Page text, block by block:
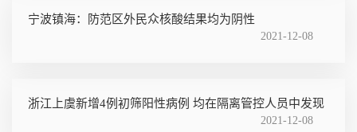
宁波镇海：防范区外民众核酸结果均为阴性
2021-12-08
浙江上虞新增4例初筛阳性病例 均在隔离管控人员中发现
2021-12-08